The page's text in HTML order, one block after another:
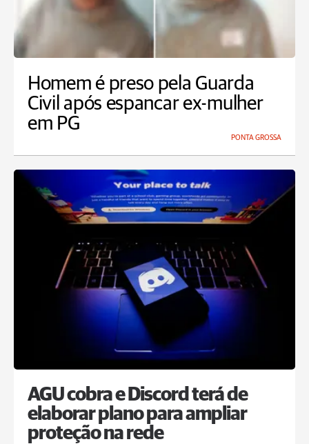
Homem é preso pela Guarda
Civil após espancar ex-mulher
em PG
PONTA GROSSA
AGU cobra e Discord terá de
elaborar plano para ampliar
proteção na rede